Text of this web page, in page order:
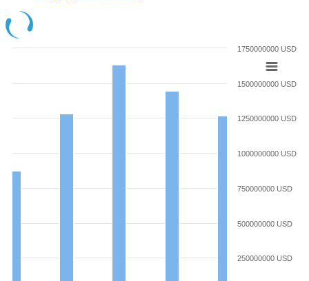
250000000 USD
500000000 USD
750000000 USD
1000000000 USD
1250000000 USD
1500000000 USD
1750000000 USD